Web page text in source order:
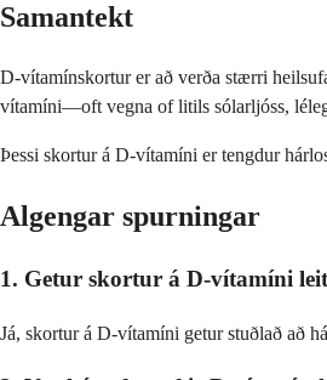
Samantekt
D-vítamínskortur er að verða stærri
vítamíni—oft vegna of litils sólarljóss,
Þessi skortur á D-vítamíni er tengdur
Algengar spurningar
1. Getur skortur á D-vítamíni
Já, skortur á D-vítamíni getur stuðlað að